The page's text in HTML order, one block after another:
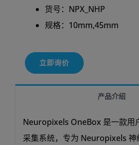
货号：NPX_NHP
规格：10mm,45mm
立即询价
产品介绍
Neuropixels OneBox 是一款用
采集系统，专为 Neuropixels 神